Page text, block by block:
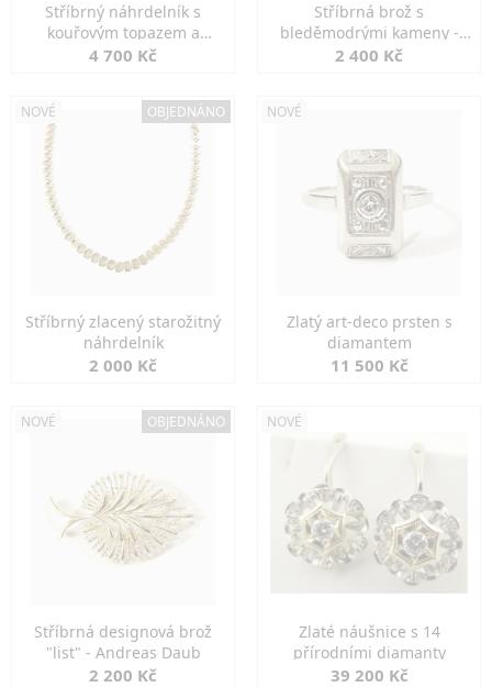
Stříbrný náhrdelník s
kouřovým topazem a
markazity
4 700 Kč
Stříbrná brož s
bleděmodrými kameny -
jemná elegance
2 400 Kč
NOVÉ OBJEDNÁNO
Stříbrný zlacený starožitný
náhrdelník
2 000 Kč
NOVÉ
Zlatý art-deco prsten s
diamantem
11 500 Kč
NOVÉ OBJEDNÁNO
Stříbrná designová brož
"list" - Andreas Daub
2 200 Kč
NOVÉ
Zlaté náušnice s 14
přírodními diamanty
39 200 Kč